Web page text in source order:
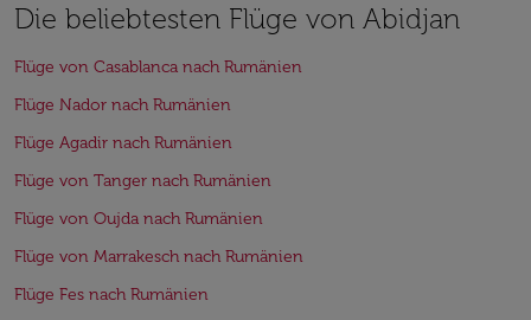
Die beliebtesten Flüge von Abidjan
Flüge von Casablanca nach Rumänien
Flüge Nador nach Rumänien
Flüge Agadir nach Rumänien
Flüge von Tanger nach Rumänien
Flüge von Oujda nach Rumänien
Flüge von Marrakesch nach Rumänien
Flüge Fes nach Rumänien